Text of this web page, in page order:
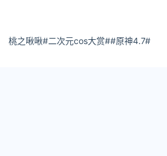
桃之啾啾#二次元cos大赏##原神4.7#